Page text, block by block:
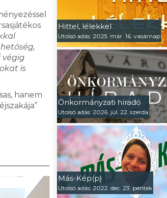
végig
is
hanem
Hittel, lélekkel
Utolsó adás: 2025. már. 16. vasárnap
Önkormányzati híradó
Utolsó adás: 2026. júl. 22. szerda
Más-Kép(p)
Utolsó adás: 2022. dec. 23. péntek